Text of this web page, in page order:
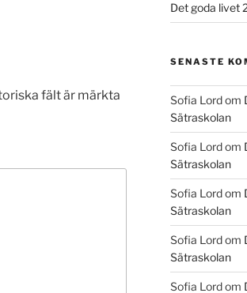
fält är märkta
Det goda livet
SENASTE
Sofia Lordom
Sätraskolan
Sofia Lordom
Sätraskolan
Sofia Lordom
Sätraskolan
Sofia Lordom
Sätraskolan
Sofia Lordom